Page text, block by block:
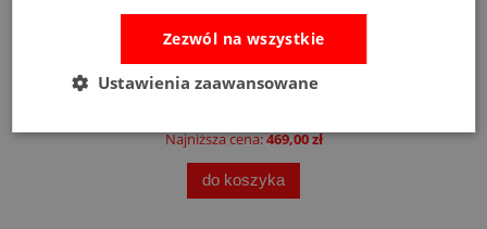
Fat Brain Toys dmuchawa do piłek Air Toobz
489,00 zł
Najniższa cena:469,00 zł
do koszyka
Zezwól na wszystkie
Ustawienia zaawansowane